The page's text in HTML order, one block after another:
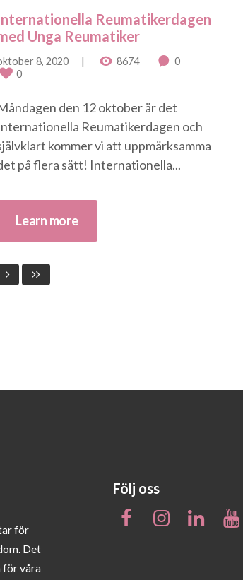
Reumatikerdagen
Unga Reumatiker
8, 2020 8674
0
0
den 12 oktober är det
Reumatikerdagen och
kommer vi att uppmärksamma
på flera sätt! Internationella...
Learn more
för
Det
för våra
Följ oss